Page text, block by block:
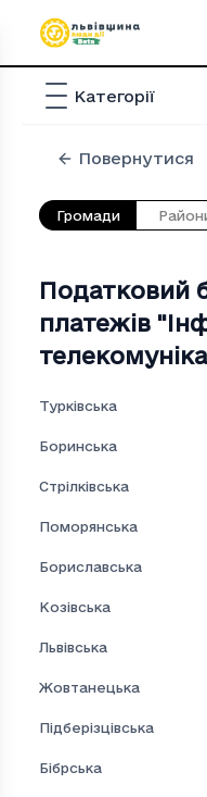
Категорії
Повернутися
Громади
Податковий
платежів
Турківська
Боринська
Стрілківська
Поморянська
Бориславська
Козівська
Львівська
Жовтанецька
Підберізцівська
Бібрська